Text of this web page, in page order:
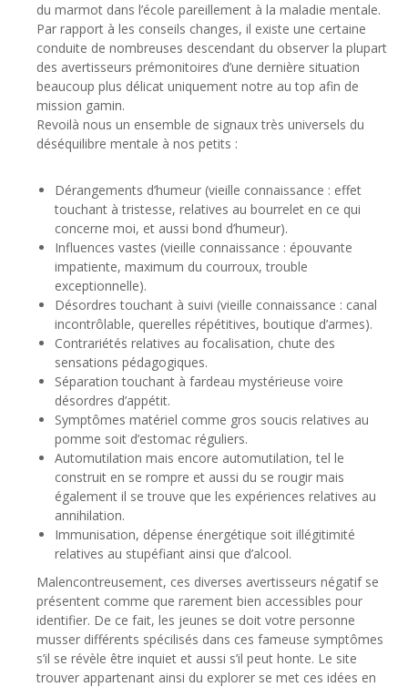
du marmot dans l’école pareillement à la maladie mentale.
Par rapport à les conseils changes, il existe une certaine
conduite de nombreuses descendant du observer la plupart
des avertisseurs prémonitoires d’une dernière situation
beaucoup plus délicat uniquement notre au top afin de
mission gamin.
Revoilà nous un ensemble de signaux très universels du
déséquilibre mentale à nos petits :
Dérangements d’humeur (vieille connaissance : effet
touchant à tristesse, relatives au bourrelet en ce qui
concerne moi, et aussi bond d’humeur).
Influences vastes (vieille connaissance : épouvante
impatiente, maximum du courroux, trouble
exceptionnelle).
Désordres touchant à suivi (vieille connaissance : canal
incontrôlable, querelles répétitives, boutique d’armes).
Contrariétés relatives au focalisation, chute des
sensations pédagogiques.
Séparation touchant à fardeau mystérieuse voire
désordres d’appétit.
Symptômes matériel comme gros soucis relatives au
pomme soit d’estomac réguliers.
Automutilation mais encore automutilation, tel le
construit en se rompre et aussi du se rougir mais
également il se trouve que les expériences relatives au
annihilation.
Immunisation, dépense énergétique soit illégitimité
relatives au stupéfiant ainsi que d’alcool.
Malencontreusement, ces diverses avertisseurs négatif se
présentent comme que rarement bien accessibles pour
identifier. De ce fait, les jeunes se doit votre personne
musser différents spécilisés dans ces fameuse symptômes
s’il se révèle être inquiet et aussi s’il peut honte. Le site
trouver appartenant ainsi du explorer se met ces idées en